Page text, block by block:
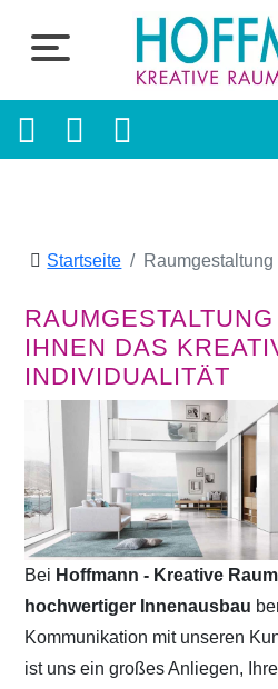
Startseite Raumgestaltung
IHNEN DAS
INDIVIDUALITÄT
Bei Hoffmann - Kreative
hochwertiger Innenausbau
Kommunikation mit unseren
ist uns ein großes Anliegen, Ihre